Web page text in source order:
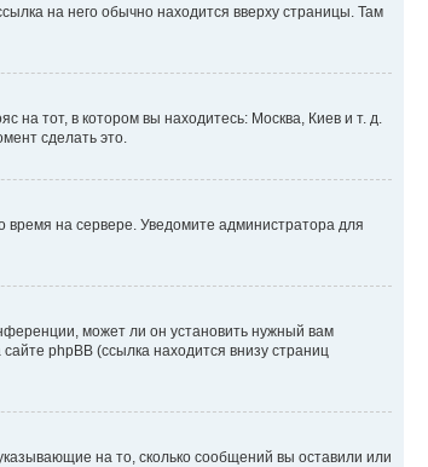
на него обычно находится вверху страницы. Там
на тот, в котором вы находитесь: Москва, Киев и т. д.
сделать это.
время на сервере. Уведомите администратора для
может ли он установить нужный вам
phpBB (ссылка находится внизу страниц
на то, сколько сообщений вы оставили или